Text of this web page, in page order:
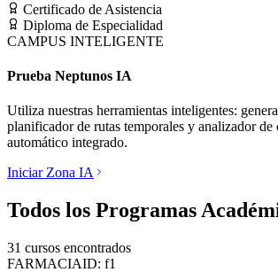
Certificado de Asistencia
Diploma de Especialidad
CAMPUS INTELIGENTE
Prueba Neptunos IA
Utiliza nuestras herramientas inteligentes:
planificador de rutas temporales y analizador
automático integrado.
Iniciar Zona IA
Todos los Programas
31 cursos encontrados
FARMACIAID: f1